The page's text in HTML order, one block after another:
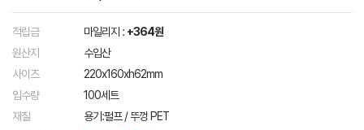
적립금 마일리지 : +364원
원산지
수입산
사이즈
220x160xh62mm
입수량
100세트
재질
용기:펄프 / 뚜껑 PET